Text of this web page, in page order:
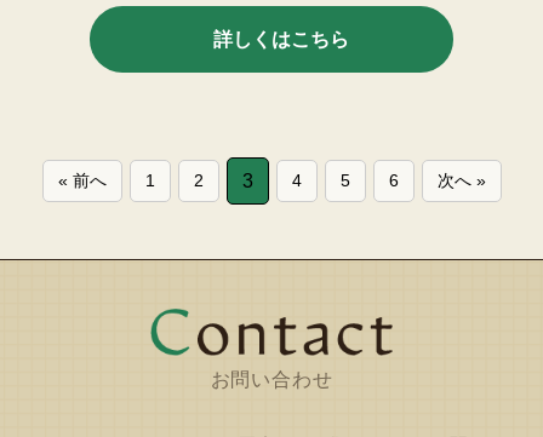
詳しくはこちら
« 前へ 1 2 3 4 5 6 次へ »
お問い合わせ